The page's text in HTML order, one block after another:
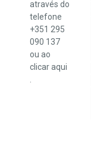
através do
telefone
+351 295
090 137
ou ao
clicaraqui